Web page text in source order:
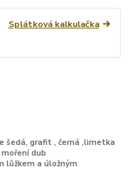
Splátková kalkulačka
šedá, grafit , černá ,limetka
dub
lůžkem a úložným